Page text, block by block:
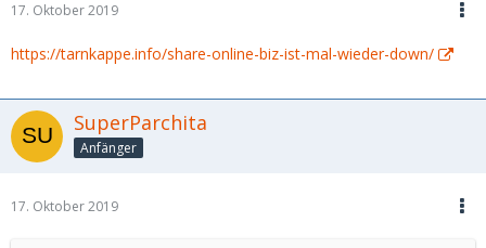
17. Oktober 2019
https://tarnkappe.info/share-online-biz-ist-mal-wieder-down/
SuperParchita
Anfänger
17. Oktober 2019